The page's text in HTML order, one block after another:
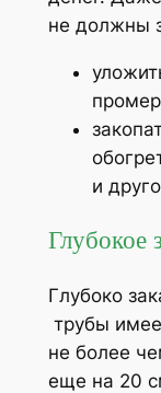
не должны
и
Глубокое
Глубоко
трубы
не более
еще на 20